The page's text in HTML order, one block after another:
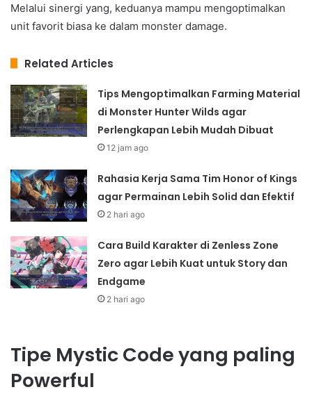
Melalui sinergi yang, keduanya mampu mengoptimalkan
unit favorit biasa ke dalam monster damage.
Related Articles
Tips Mengoptimalkan Farming Material
di Monster Hunter Wilds agar
Perlengkapan Lebih Mudah Dibuat
12 jam ago
Rahasia Kerja Sama Tim Honor of Kings
agar Permainan Lebih Solid dan Efektif
2 hari ago
Cara Build Karakter di Zenless Zone
Zero agar Lebih Kuat untuk Story dan
Endgame
2 hari ago
Tipe Mystic Code yang paling
Powerful